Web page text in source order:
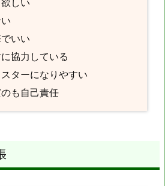
しい
いい
協力している
ターになりやすい
も自己責任